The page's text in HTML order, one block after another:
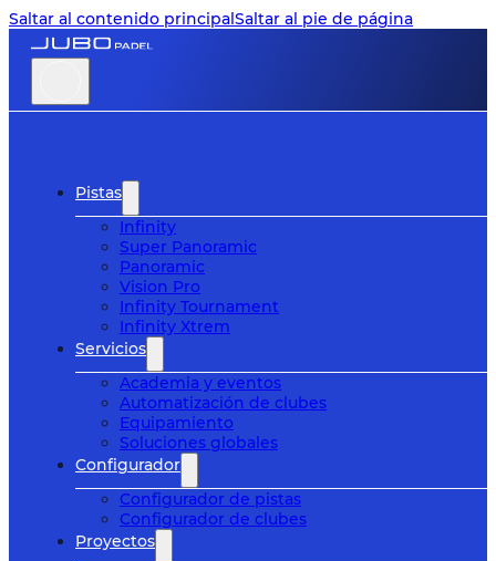
Saltar al contenido principalSaltar al pie de página
Pistas
Infinity
Super Panoramic
Panoramic
Vision Pro
Infinity Tournament
Infinity Xtrem
Servicios
Academia y eventos
Automatización de clubes
Equipamiento
Soluciones globales
Configurador
Configurador de pistas
Configurador de clubes
Proyectos